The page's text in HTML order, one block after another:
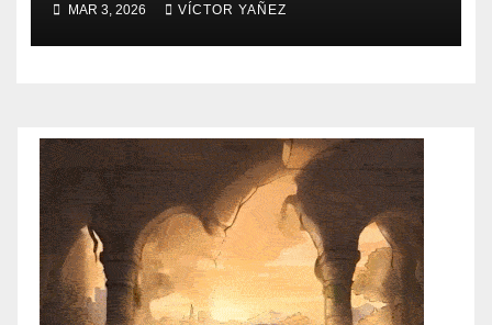
MAR 3, 2026 VÍCTOR YAÑEZ